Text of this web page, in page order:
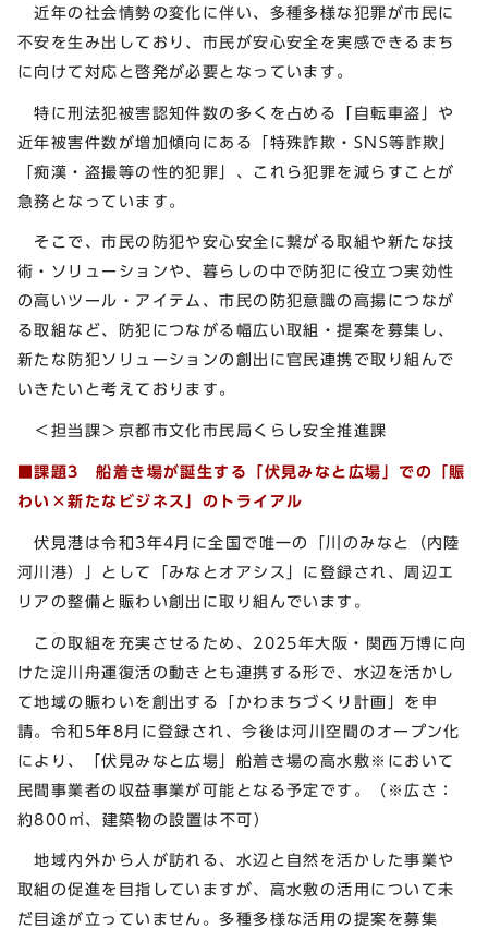
近年の社会情勢の変化に伴い、多種多様な犯罪が市民に
不安を生み出しており、市民が安心安全を実感できるまち
に向けて対応と啓発が必要となっています。
特に刑法犯被害認知件数の多くを占める「自転車盗」や
近年被害件数が増加傾向にある「特殊詐欺・SNS等詐欺」
「痴漢・盗撮等の性的犯罪」、これら犯罪を減らすことが
急務となっています。
そこで、市民の防犯や安心安全に繋がる取組や新たな技
術・ソリューションや、暮らしの中で防犯に役立つ実効性
の高いツール・アイテム、市民の防犯意識の高揚につなが
る取組など、防犯につながる幅広い取組・提案を募集し、
新たな防犯ソリューションの創出に官民連携で取り組んで
いきたいと考えております。
＜担当課＞京都市文化市民局くらし安全推進課
■課題3船着き場が誕生する「伏見みなと広場」での「賑
わい×新たなビジネス」のトライアル
伏見港は令和3年4月に全国で唯一の「川のみなと（内陸
河川港）」として「みなとオアシス」に登録され、周辺エ
リアの整備と賑わい創出に取り組んでいます。
この取組を充実させるため、2025年大阪・関西万博に向
けた淀川舟運復活の動きとも連携する形で、水辺を活かし
て地域の賑わいを創出する「かわまちづくり計画」を申
請。令和5年8月に登録され、今後は河川空間のオープン化
により、「伏見みなと広場」船着き場の高水敷※において
民間事業者の収益事業が可能となる予定です。（※広さ：
約800㎡、建築物の設置は不可）
地域内外から人が訪れる、水辺と自然を活かした事業や
取組の促進を目指していますが、高水敷の活用について未
だ目途が立っていません。多種多様な活用の提案を募集